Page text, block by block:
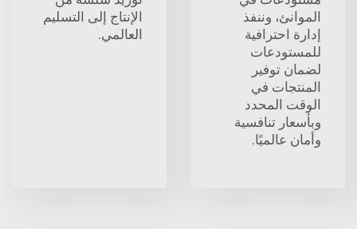
الموانئ، وننفذ
إدارة احترافية
للمستودعات
لضمان توفير
المنتجات في
الوقت المحدد
وبأسعار تنافسية
وأمان عالميًا.
الإنتاج إلى التسليم
العالمي.